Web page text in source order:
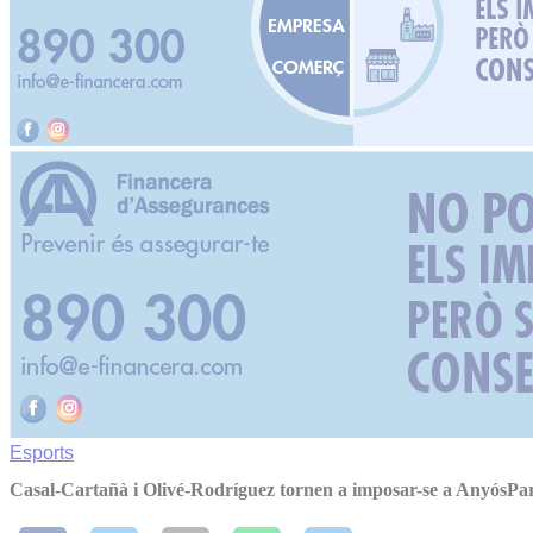
Esports
Casal-Cartañà i Olivé-Rodríguez tornen a imposar-se a